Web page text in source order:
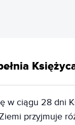
w ciągu 28 dni
przyjmuje